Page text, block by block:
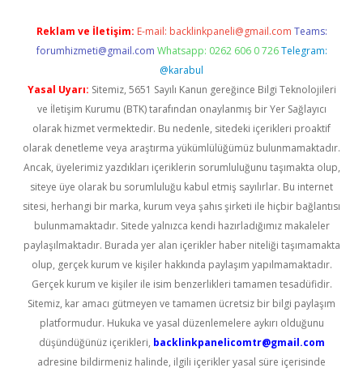
Reklam ve İletişim: E-mail: backlinkpaneli@gmail.com Teams:
forumhizmeti@gmail.com Whatsapp: 0262 606 0 726 Telegram:
@karabul
Yasal Uyarı: Sitemiz, 5651 Sayılı Kanun gereğince Bilgi Teknolojileri
ve İletişim Kurumu (BTK) tarafından onaylanmış bir Yer Sağlayıcı
olarak hizmet vermektedir. Bu nedenle, sitedeki içerikleri proaktif
olarak denetleme veya araştırma yükümlülüğümüz bulunmamaktadır.
Ancak, üyelerimiz yazdıkları içeriklerin sorumluluğunu taşımakta olup,
siteye üye olarak bu sorumluluğu kabul etmiş sayılırlar. Bu internet
sitesi, herhangi bir marka, kurum veya şahıs şirketi ile hiçbir bağlantısı
bulunmamaktadır. Sitede yalnızca kendi hazırladığımız makaleler
paylaşılmaktadır. Burada yer alan içerikler haber niteliği taşımamakta
olup, gerçek kurum ve kişiler hakkında paylaşım yapılmamaktadır.
Gerçek kurum ve kişiler ile isim benzerlikleri tamamen tesadüfidir.
Sitemiz, kar amacı gütmeyen ve tamamen ücretsiz bir bilgi paylaşım
platformudur. Hukuka ve yasal düzenlemelere aykırı olduğunu
düşündüğünüz içerikleri, backlinkpanelicomtr@gmail.com
adresine bildirmeniz halinde, ilgili içerikler yasal süre içerisinde